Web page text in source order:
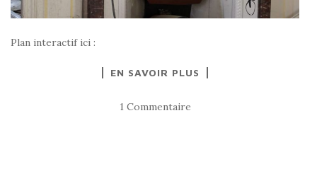
Plan interactif ici :
EN SAVOIR PLUS
1 Commentaire